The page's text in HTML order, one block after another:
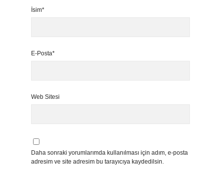
İsim*
E-Posta*
Web Sitesi
Daha sonraki yorumlarımda kullanılması için adım, e-posta
adresim ve site adresim bu tarayıcıya kaydedilsin.